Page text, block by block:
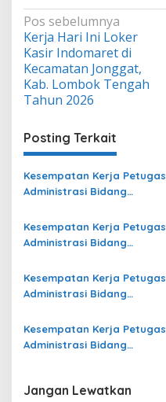
Navigasi
pos
Pos sebelumnya
Kerja Hari Ini Loker
Kasir Indomaret di
Kecamatan Jonggat,
Kab. Lombok Tengah
Tahun 2026
Posting Terkait
Kesempatan Kerja Petugas
Administrasi Bidang
di Banten Terbaru
Kesempatan Kerja Petugas
Administrasi Bidang
Terbaru
Kesempatan Kerja Petugas
Administrasi Bidang
Bontang Terbaru
Kesempatan Kerja Petugas
Administrasi Bidang
Jangan Lewatkan